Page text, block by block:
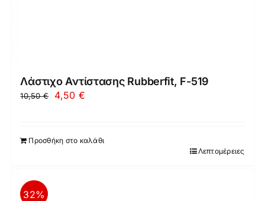
Λάστιχο Αντίστασης Rubberfit, F-519
10,50€
Original
10,50 €.
4,50 €Η
είναι:
Προσθήκη στο καλάθι
Λεπτομέρειες
32%